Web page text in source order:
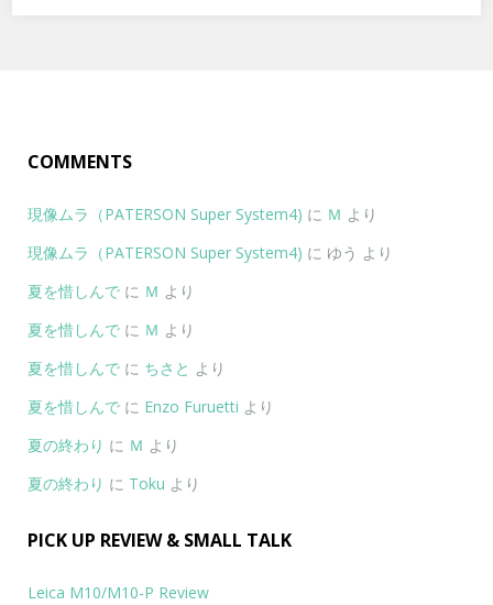
COMMENTS
現像ムラ（PATERSON Super System4) に Ｍ より
現像ムラ（PATERSON Super System4) に ゆう より
夏を惜しんで に Ｍ より
夏を惜しんで に Ｍ より
夏を惜しんで に ちさと より
夏を惜しんで に Enzo Furuetti より
夏の終わり に Ｍ より
夏の終わり に Toku より
PICK UP REVIEW & SMALL TALK
Leica M10/M10-P Review